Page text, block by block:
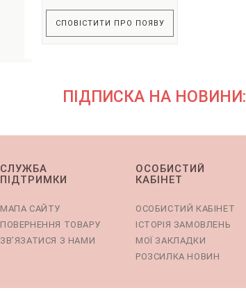
СПОВІСТИТИ ПРО ПОЯВУ
ПІДПИСКА НА НОВИНИ:
СЛУЖБА
ПІДТРИМКИ
МАПА САЙТУ
ПОВЕРНЕННЯ ТОВАРУ
ЗВ’ЯЗАТИСЯ З НАМИ
ОСОБИСТИЙ
КАБІНЕТ
ОСОБИСТИЙ КАБІНЕТ
ІСТОРІЯ ЗАМОВЛЕНЬ
МОЇ ЗАКЛАДКИ
РОЗСИЛКА НОВИН